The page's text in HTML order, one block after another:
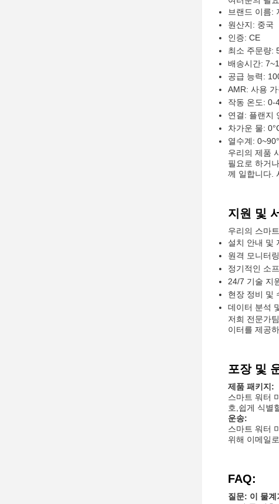
브랜드 이름:
원산지: 중국
인증: CE
최소 주문량:
배송시간:
공급 능력:
AMR: 사용 가
작동 온도: 0-
연결: 플랜지
차가운 물:
열수계:
우리의 제품
필요로 하거
께 일합니다.
지원 및
우리의 스마
설치 안내 및
원격 모니터
정기적인 소
24/7 기술 지
현장 정비 및
데이터 분석
저희 전문가
이터를 제공
포장 및
제품 패키지:
스마트 워터
호,쉽게 식별
운송:
스마트 워터
위해 이메일
FAQ:
질문: 이 물